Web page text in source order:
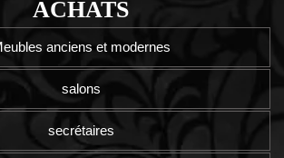
ACHATS
anciens et modernes
salons
secrétaires